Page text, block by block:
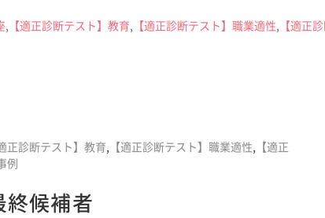
, 【適正診断テスト】教育, 【適正診断テスト】職業適性, 【適正
正診断テスト】教育, 【適正診断テスト】職業適性, 【適正
例
終候補者